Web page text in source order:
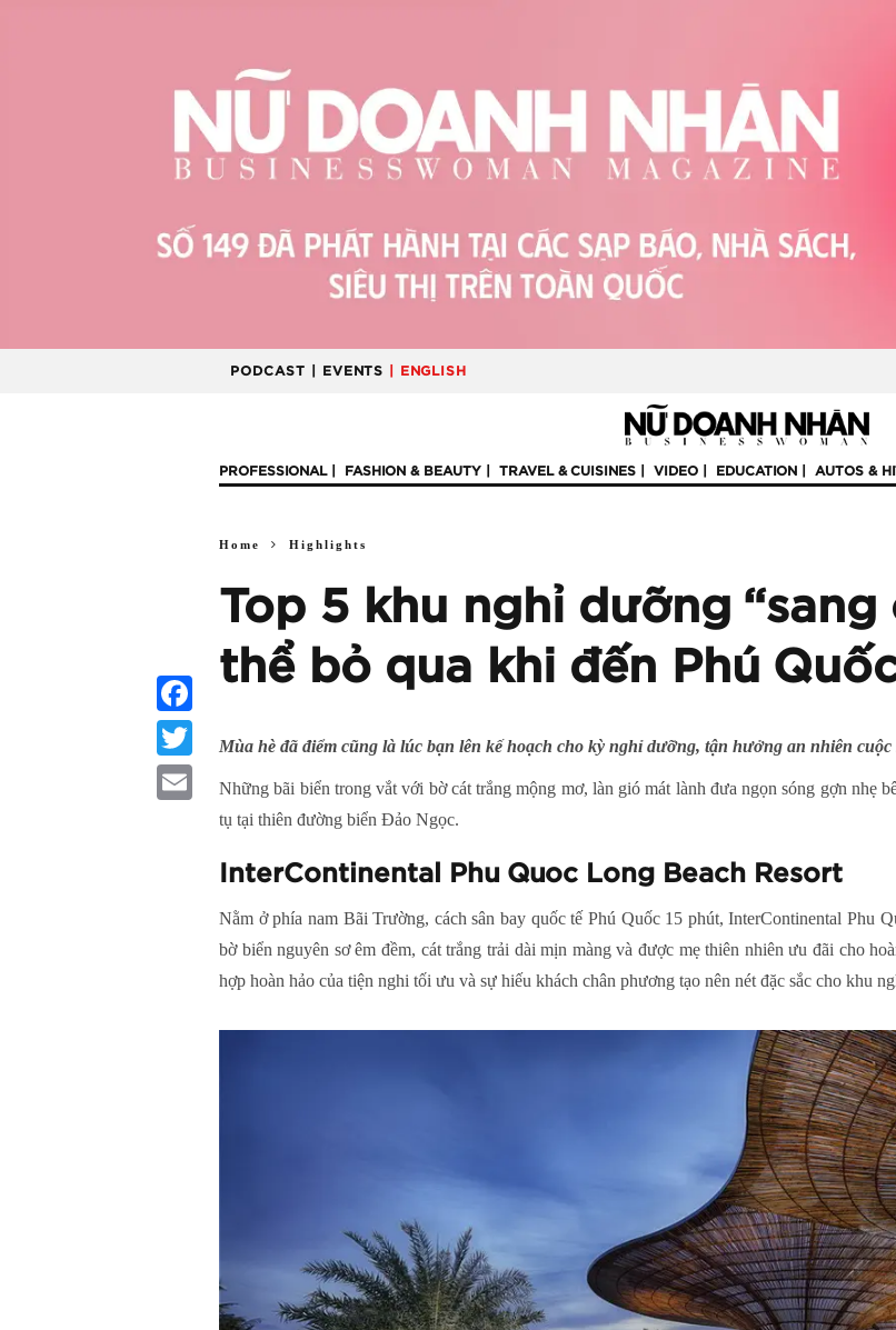
PODCAST | EVENTS | ENGLISH
PROFESSIONAL FASHION & BEAUTY TRAVEL & CUISINES VIDEO EDUCATION AUTOS &
Home Highlights
Top 5 khu nghỉ dưỡng “sang
thể bỏ qua khi đến Phú
Mùa hè đã điểm cũng là lúc bạn lên kế hoạch cho kỳ nghỉ dưỡng, tận hưởng an nhiên
Những bãi biển trong vắt với bờ cát trắng mộng mơ, làn gió mát lành đưa ngọn sóng gợn nhẹ
tụ tại thiên đường biển Đảo Ngọc.
InterContinental Phu Quoc Long Beach Resort
Nằm ở phía nam Bãi Trường, cách sân bay quốc tế Phú Quốc 15 phút, InterContinental Phu
bờ biển nguyên sơ êm đềm, cát trắng trải dài mịn màng và được mẹ thiên nhiên ưu đãi cho
hợp hoàn hảo của tiện nghi tối ưu và sự hiếu khách chân phương tạo nên nét đặc sắc cho khu
Facebook
Twitter